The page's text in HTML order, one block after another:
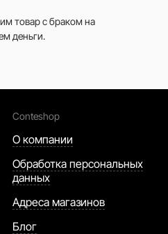
товар с браком на
деньги.
Conteshop
О компании
Обработка персональных
данных
Адреса магазинов
Блог